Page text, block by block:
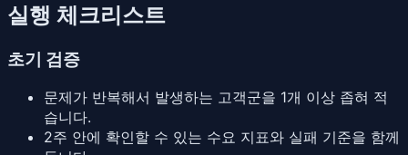
실행 체크리스트
초기 검증
문제가 반복해서 발생하는 고객군을 1개 이상 좁혀 적
습니다.
2주 안에 확인할 수 있는 수요 지표와 실패 기준을 함께